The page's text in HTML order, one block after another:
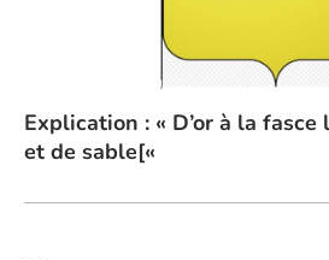
Explication : « D’or à la fasce
et de sable[«